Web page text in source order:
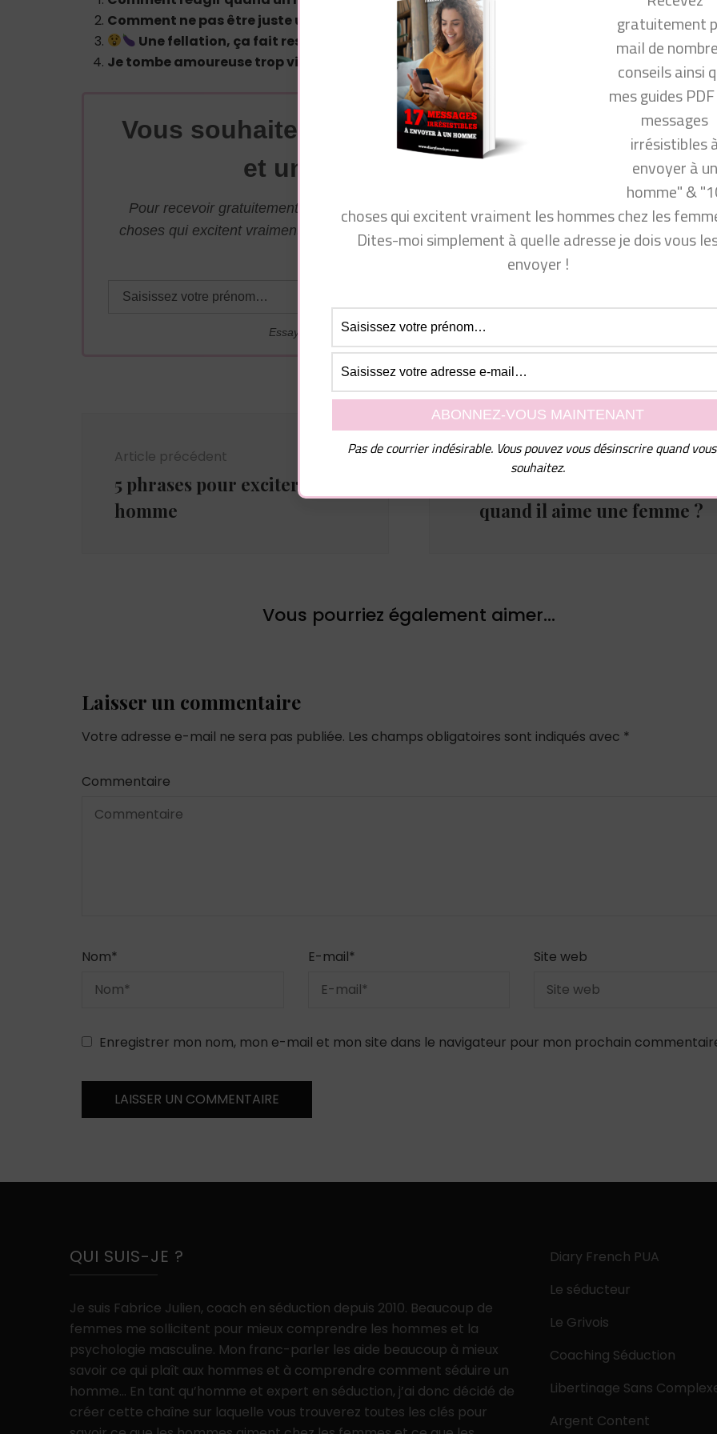
Comment ne pas être juste un plan cul ?
Une fellation, ça fait ressentir quoi à un homme ?
Je tombe amoureuse trop vite… Pourquoi je m’attache trop vite ?
Vous souhaitez avoir plus de succès en amour
et une super vie sexuelle ?
Pour recevoir gratuitement par mail de nombreux conseils ainsi que mon guide PDF "10
choses qui excitent vraiment les hommes chez les femmes", dites-moi simplement à quelle
adresse je dois vous les envoyer !
Essayez. Vous pouvez vous désinscrire à tout moment.
Article précédent
5 phrases pour exciter un
homme
Article suivant
quand il aime une femme ?
Vous pourriez également aimer...
Laisser un commentaire
Votre adresse e-mail ne sera pas publiée. Les champs obligatoires sont indiqués avec *
Commentaire
Nom* E-mail* Site web
Enregistrer mon nom, mon e-mail et mon site dans le navigateur pour mon prochain
QUI SUIS-JE ?
Je suis Fabrice Julien, coach en séduction depuis 2010. Beaucoup de
femmes me sollicitent pour mieux comprendre les hommes et la
psychologie masculine. Mon franc-parler les aide beaucoup à mieux
savoir ce qui plaît aux hommes et à comprendre comment séduire un
homme… En tant qu’homme et expert en séduction, j’ai donc décidé de
créer cette chaîne sur laquelle vous trouverez toutes les clés pour
Diary French PUA
Le séducteur
Le Grivois
Coaching Séduction
Libertinage Sans
Argent Content
gratuitement
mail de
conseils ainsi
mes guides
messages
irrésistibles
envoyer à un
homme" &
choses qui excitent vraiment les hommes chez les
Dites-moi simplement à quelle adresse je dois vous
envoyer !
Pas de courrier indésirable. Vous pouvez vous désinscrire quand
souhaitez.